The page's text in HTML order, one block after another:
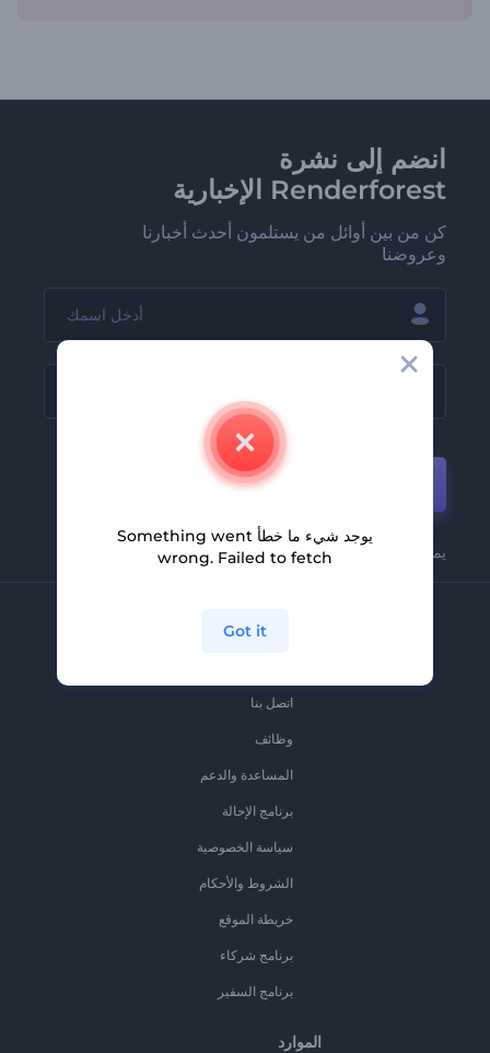
انضم إلى نشرة
Renderforest الإخبارية
كن من بين أوائل من يستلمون أحدث أخبارنا
وعروضنا
يمكنك إلغاء اشتراكك بسهولة في أي وقت.
الشركة
اتصل بنا
وظائف
المساعدة والدعم
برنامج الإحالة
سياسة الخصوصية
الشروط والأحكام
خريطة الموقع
برنامج شركاء
برنامج السفير
الموارد
يوجد شيء ما خطأ Something went
wrong. Failed to fetch
Got it